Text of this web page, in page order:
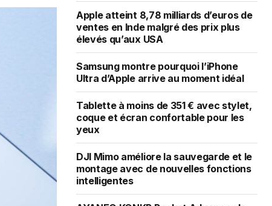
Apple atteint 8,78 milliards d’euros de
ventes en Inde malgré des prix plus
élevés qu’aux USA
Samsung montre pourquoi l’iPhone
Ultra d’Apple arrive au moment idéal
Tablette à moins de 351 € avec stylet,
coque et écran confortable pour les
yeux
DJI Mimo améliore la sauvegarde et le
montage avec de nouvelles fonctions
intelligentes